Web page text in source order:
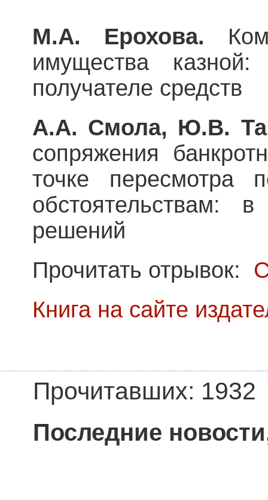
М.А. Ерохова.
имущества
получателе средств
А.А. Смола, Ю.В.
сопряжения
точке пересмотра
обстоятельствам:
решений
Прочитать отрывок:
Книга на сайте
Прочитавших: 1932
Последние